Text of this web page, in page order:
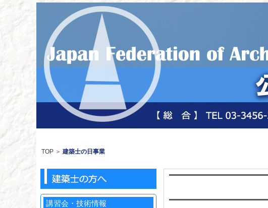
TOP ＞ 建築士の日事業
講習会・技術情報